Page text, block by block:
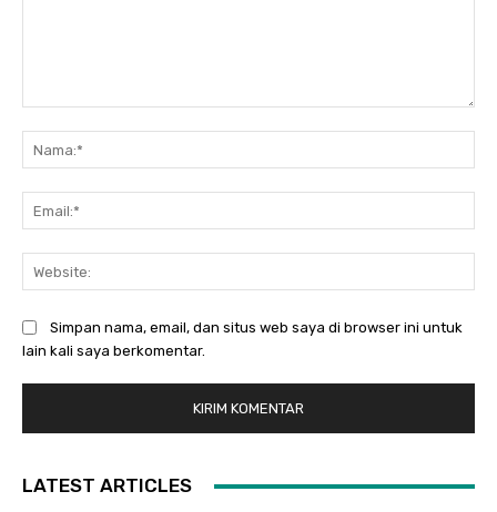
Simpan nama, email, dan situs web saya di browser ini untuk
lain kali saya berkomentar.
LATEST ARTICLES